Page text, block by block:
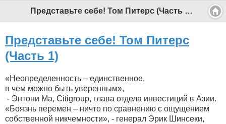
Представьте себе! Том Питерс (Часть 1) - Профессиональный педагог
Представьте себе! Том Питерс
(Часть 1)
«Неопределенность – единственное,
в чем можно быть уверенным»,
- Энтони Ма, Citigroup, глава отдела инвестиций в Азии.
«Боязнь перемен – ничто по сравнению с ощущением
собственной никчемности», - генерал Эрик Шинсеки,